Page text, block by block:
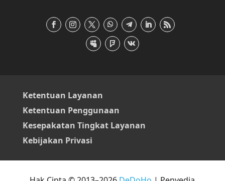
Ketentuan Layanan
Ketentuan Penggunaan
Kesepakatan Tingkat Layanan
Kebijakan Privasi